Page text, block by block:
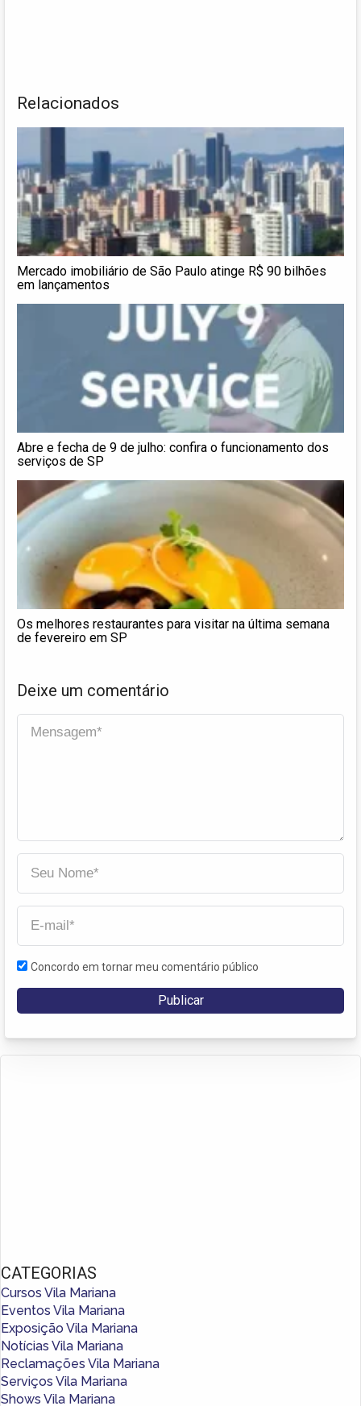
Relacionados
Mercado imobiliário de São Paulo atinge R$ 90 bilhões
em lançamentos
Abre e fecha de 9 de julho: confira o funcionamento dos
serviços de SP
Os melhores restaurantes para visitar na última semana
de fevereiro em SP
Deixe um comentário
Concordo em tornar meu comentário público
CATEGORIAS
Cursos Vila Mariana
Eventos Vila Mariana
Exposição Vila Mariana
Notícias Vila Mariana
Reclamações Vila Mariana
Serviços Vila Mariana
Shows Vila Mariana